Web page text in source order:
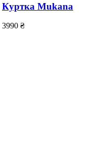
Куртка Mukana
3990 ₴